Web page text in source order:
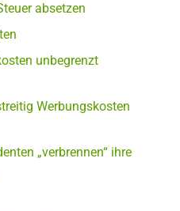
absetzen
unbegrenzt
Werbungskosten
„verbrennen“ ihre